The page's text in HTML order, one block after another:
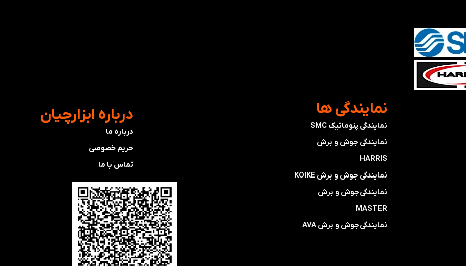
​درباره ابزارچیان
درباره ما
حریم خصوصی
تماس با ما
​نمایندگی ها
نمایندگی پنوماتیک SMC
​​​​​​​نمایندگی جوش و برش
HARRIS
​​​​نمایندگی ​​​ جوش و برش KOIKE
​​​​نمایندگیجوش و برش
MASTER
​​​​نمایندگی​​​​​​​جوش و برش AVA